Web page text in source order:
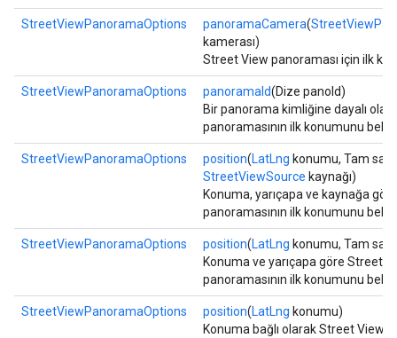
StreetViewPanoramaOptions panoramaCamera(
kamerası)
Street View panoraması için ilk
StreetViewPanoramaOptions panoramaId(Dize panoId)
Bir panorama kimliğine dayalı
panoramasının ilk konumunu
StreetViewPanoramaOptions position(LatLng konumu, Tam sayı
StreetViewSource kaynağı)
Konuma, yarıçapa ve kaynağa
panoramasının ilk konumunu
StreetViewPanoramaOptions position(LatLng konumu, Tam sayı
Konuma ve yarıçapa göre Street
panoramasının ilk konumunu
StreetViewPanoramaOptions position(LatLng konumu)
Konuma bağlı olarak Street View